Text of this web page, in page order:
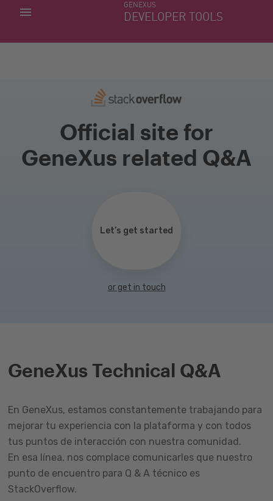
GENEXUS
DEVELOPER TOOLS
MIS APLICACIONES
Official site for
GeneXus related Q&A
Let’s get started
or get in touch
GeneXus Technical Q&A
En GeneXus, estamos constantemente trabajando para
mejorar tu experiencia con la plataforma y con todos
tus puntos de interacción con nuestra comunidad.
En esa línea, nos complace comunicarles que nuestro
punto de encuentro para Q & A técnico es
StackOverflow.